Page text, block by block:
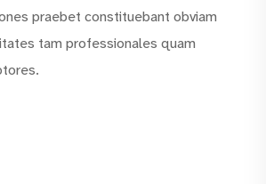
praebet constituebant obviam
tam professionales quam